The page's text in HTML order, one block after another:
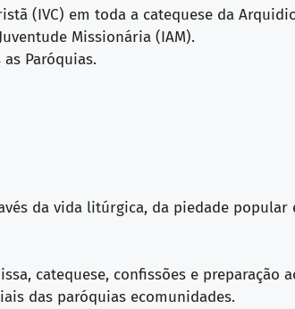
(IVC) em toda a catequese da
Missionária (IAM).
Paróquias.
da vida litúrgica, da piedade popular
catequese, confissões e preparação
das paróquias ecomunidades.